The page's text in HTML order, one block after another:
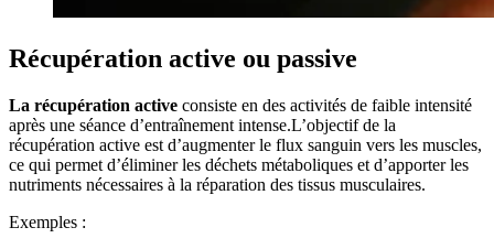
Récupération active ou passive
La récupération active consiste en des activités de faible intensité
après une séance d’entraînement intense.L’objectif de la
récupération active est d’augmenter le flux sanguin vers les muscles,
ce qui permet d’éliminer les déchets métaboliques et d’apporter les
nutriments nécessaires à la réparation des tissus musculaires.
Exemples :